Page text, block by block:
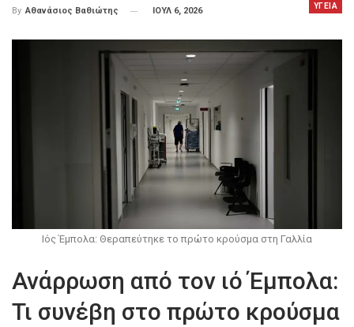
ΥΓΕΙΑ
By Αθανάσιος Βαθιώτης ΙΟΥΛ 6, 2026
Ιός Έμπολα: Θεραπεύτηκε το πρώτο κρούσμα στη Γαλλία
Ανάρρωση από τον ιό Έμπολα:
Τι συνέβη στο πρώτο κρούσμα